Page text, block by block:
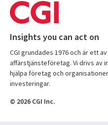
Insights you can act on
CGI grundades 1976 och är ett
affärstjänsteföretag. Vi drivs av
hjälpa företag och
investeringar.
© 2026 CGI Inc.